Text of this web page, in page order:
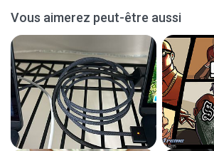
Vous aimerez peut-être aussi